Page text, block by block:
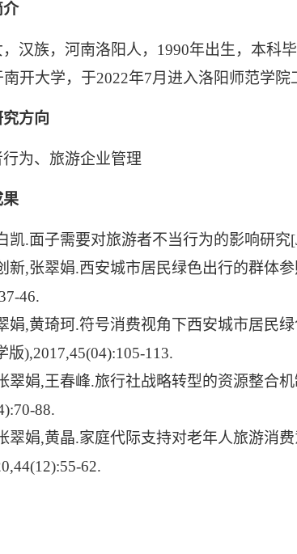
介
，汉族，河南洛阳人， 1990年出生，本科
南开大学，于2022年7月进入洛阳师范学院
方向
为、旅游企业管理
果
凯.面子需要对旅游者不当行为的影响研究
新,张翠娟.西安城市居民绿色出行的群体
46.
娟,黄琦珂 .符号消费视角下西安城市居民
版),2017,45(04):105-113.
翠娟,王春峰.旅行社战略转型的资源整合
88.
翠娟,黄晶.家庭代际支持对老年人旅游消
62.